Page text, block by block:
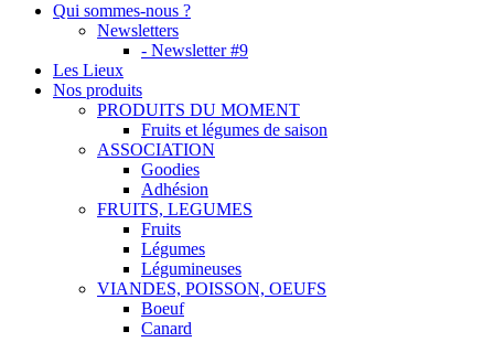
Qui sommes-nous ?
Newsletters
- Newsletter #9
Les Lieux
Nos produits
PRODUITS DU MOMENT
Fruits et légumes de saison
ASSOCIATION
Goodies
Adhésion
FRUITS, LEGUMES
Fruits
Légumes
Légumineuses
VIANDES, POISSON, OEUFS
Boeuf
Canard